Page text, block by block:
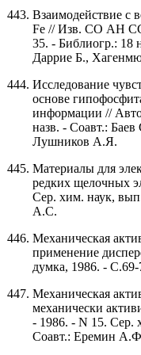
Взаимодействие с
Fe // Изв. СО АН
35. - Библиогр.: 18
Даррие Б.,
Исследование
основе
информации //
назв. - Соавт.:
Лушников А.Я.
Материалы для
редких щелочных
Сер. хим. наук,
А.С.
Механическая
применение
думка, 1986. -
Механическая
механически
- 1986. - N 15. Сер.
Соавт.: Еремин